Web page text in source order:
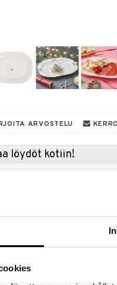
ARVOSTELU
löydöt kotiin!